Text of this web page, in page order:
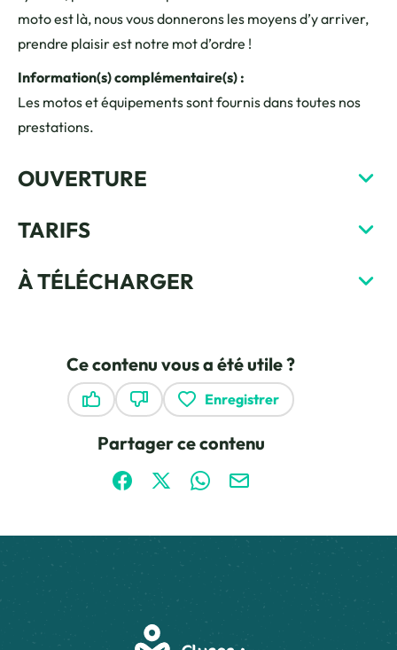
moto est là, nous vous donnerons les moyens d’y arriver,
prendre plaisir est notre mot d’ordre !
Information(s) complémentaire(s) :
Les motos et équipements sont fournis dans toutes nos
prestations.
OUVERTURE
TARIFS
À TÉLÉCHARGER
Ce contenu vous a été utile ?
Enregistrer
Partager ce contenu
Partager sur Facebook (nouvelle fenêtre)
Partager sur X / Twitter (nouvelle
Partager sur WhatsApp
Partager par mail